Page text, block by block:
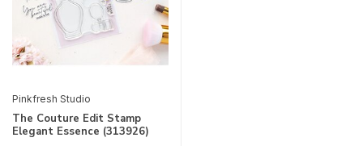
Pinkfresh Studio
The Couture Edit Stamp
Elegant Essence (313926)